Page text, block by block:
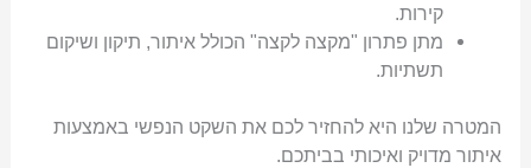
קירות.
מתן פתרון "מקצה לקצה" הכולל איתור, תיקון ושיקום
תשתיות.
המטרה שלנו היא להחזיר לכם את השקט הנפשי באמצעות
איתור מדויק ואיכותי בביתכם.